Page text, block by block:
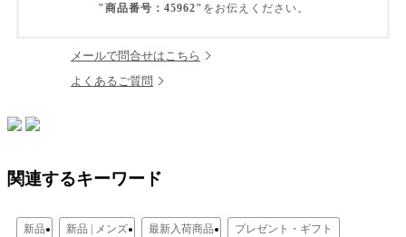
"商品番号：45962" をお伝えください。
メールで問合せはこちら
よくあるご質問
関連するキーワード
新品 新品 | メンズ 最新入荷商品 プレゼント・ギフト